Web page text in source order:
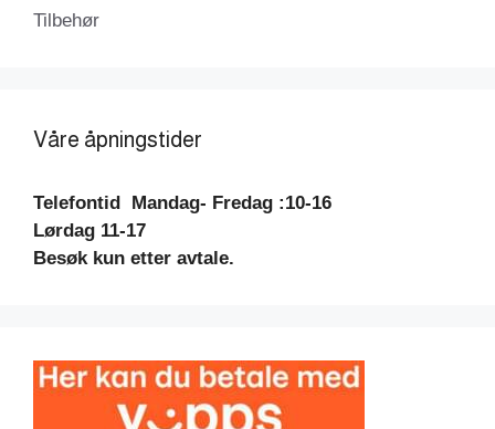
Tilbehør
Våre åpningstider
Telefontid Mandag- Fredag :10-16
Lørdag 11-17
Besøk kun etter avtale.